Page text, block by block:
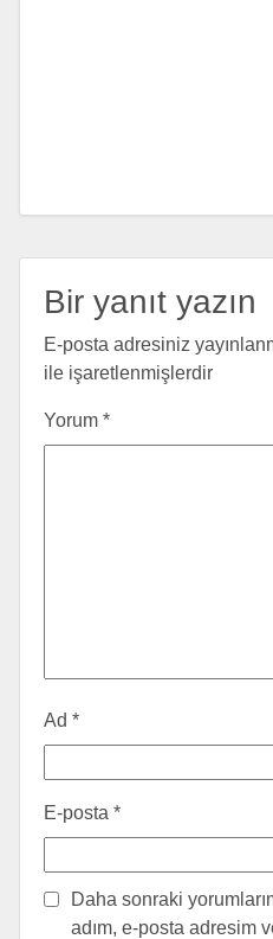
Bir yanıt yazın
E-posta adresiniz
ile işaretlenmişlerdir
Yorum *
Ad *
E-posta *
Daha sonraki
adım, e-posta adresim